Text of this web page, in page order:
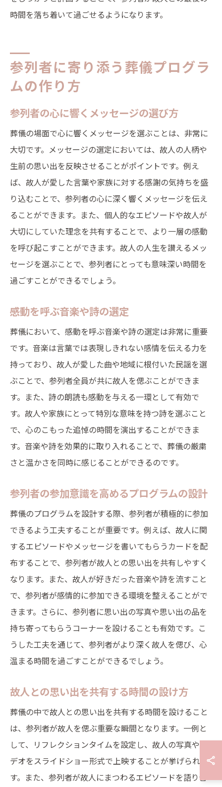
時間を落ち着いて過ごせるようになります。
参列者に寄り添う葬儀プログラ
ムの作り方
参列者の心に響くメッセージの選び方
葬儀の場面で心に響くメッセージを選ぶことは、非常に
大切です。メッセージの選定においては、故人の人柄や
生前の思い出を反映させることがポイントです。例え
ば、故人が愛した言葉や家族に対する感謝の気持ちを盛
り込むことで、参列者の心に深く響くメッセージを伝え
ることができます。また、個人的なエピソードや故人が
大切にしていた理念を共有することで、より一層の感動
を呼び起こすことができます。故人の人生を讃えるメッ
セージを選ぶことで、参列者にとっても意味深い時間を
過ごすことができるでしょう。
感動を呼ぶ音楽や詩の選定
葬儀において、感動を呼ぶ音楽や詩の選定は非常に重要
です。音楽は言葉では表現しきれない感情を伝える力を
持っており、故人が愛した曲や地域に根付いた民謡を選
ぶことで、参列者全員が共に故人を偲ぶことができま
す。また、詩の朗読も感動を与える一環として有効で
す。故人や家族にとって特別な意味を持つ詩を選ぶこと
で、心のこもった追悼の時間を演出することができま
す。音楽や詩を効果的に取り入れることで、葬儀の厳粛
さと温かさを同時に感じることができるのです。
参列者の参加意識を高めるプログラムの設計
葬儀のプログラムを設計する際、参列者が積極的に参加
できるよう工夫することが重要です。例えば、故人に関
するエピソードやメッセージを書いてもらうカードを配
布することで、参列者が故人との思い出を共有しやすく
なります。また、故人が好きだった音楽や詩を流すこと
で、参列者が感情的に参加できる環境を整えることがで
きます。さらに、参列者に思い出の写真や思い出の品を
持ち寄ってもらうコーナーを設けることも有効です。こ
うした工夫を通じて、参列者がより深く故人を偲び、心
温まる時間を過ごすことができるでしょう。
故人との思い出を共有する時間の設け方
葬儀の中で故人との思い出を共有する時間を設けること
は、参列者が故人を偲ぶ重要な瞬間となります。一例と
して、リフレクションタイムを設定し、故人の写真やビ
デオをスライドショー形式で上映することが挙げられま
す。また、参列者が故人にまつわるエピソードを語り合